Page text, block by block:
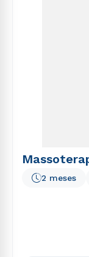
2 meses